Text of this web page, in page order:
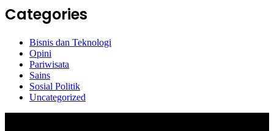
Categories
Bisnis dan Teknologi
Opini
Pariwisata
Sains
Sosial Politik
Uncategorized